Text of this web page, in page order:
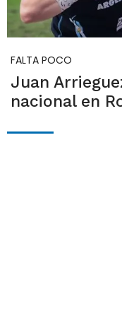
FALTA POCO
Juan
nacional en